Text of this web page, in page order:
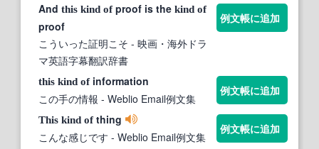
And this kind ofproof is the kind of
proof
こういった証明こそ - 映画・海外ドラ
マ英語字幕翻訳辞書
例文帳に追加
this kind ofinformation
この手の情報 - Weblio Email例文集
例文帳に追加
This kind ofthing
こんな感じです - Weblio Email例文集
例文帳に追加